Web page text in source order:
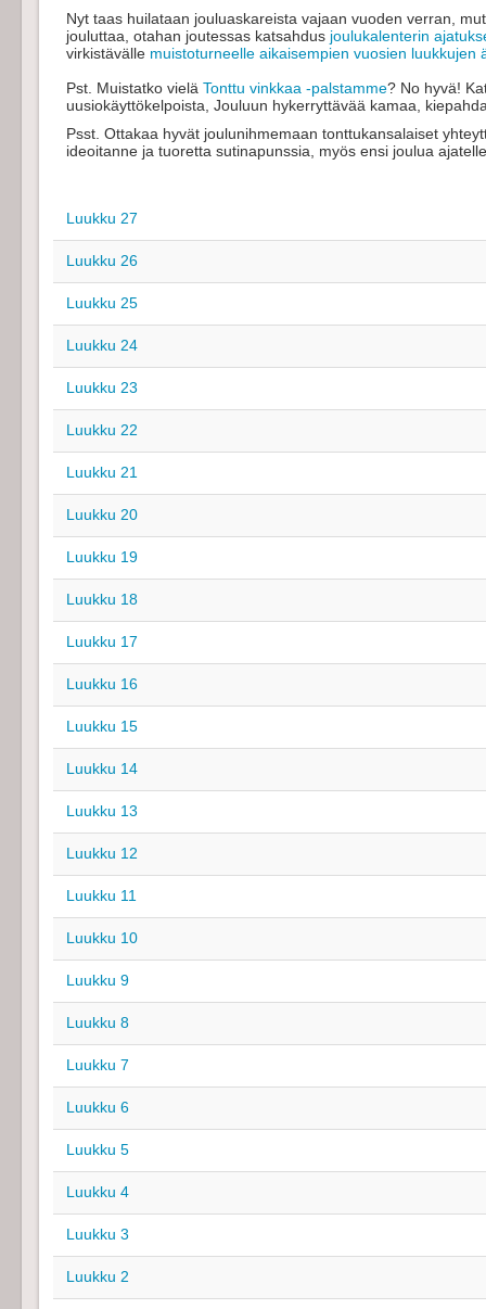
Nyt taas huilataan jouluaskareista vajaan vuoden verran,
jouluttaa, otahan joutessas katsahdus joulukalenterin
virkistävälle muistoturneelle aikaisempien vuosien luukkujen
Pst. Muistatko vielä Tonttu vinkkaa -palstamme? No hyvä!
uusiokäyttökelpoista, Jouluun hykerryttävää kamaa,
Psst. Ottakaa hyvät joulunihmemaan tonttukansalaiset
ideoitanne ja tuoretta sutinapunssia, myös ensi joulua
Luukku 27
Luukku 26
Luukku 25
Luukku 24
Luukku 23
Luukku 22
Luukku 21
Luukku 20
Luukku 19
Luukku 18
Luukku 17
Luukku 16
Luukku 15
Luukku 14
Luukku 13
Luukku 12
Luukku 11
Luukku 10
Luukku 9
Luukku 8
Luukku 7
Luukku 6
Luukku 5
Luukku 4
Luukku 3
Luukku 2